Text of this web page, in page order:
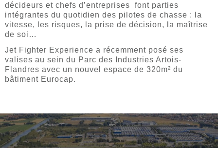
décideurs et chefs d’entreprises font parties
intégrantes du quotidien des pilotes de chasse : la
vitesse, les risques, la prise de décision, la maîtrise
de soi…
Jet Fighter Experience a récemment posé ses
valises au sein du Parc des Industries Artois-
Flandres avec un nouvel espace de 320m² du
bâtiment Eurocap.